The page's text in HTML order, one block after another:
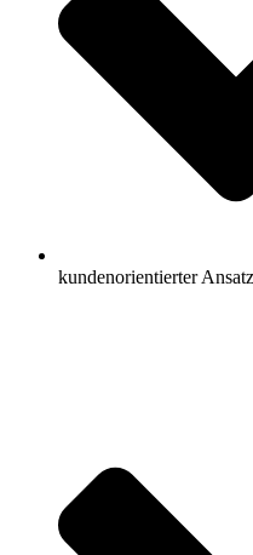
kundenorientierter Ansatz